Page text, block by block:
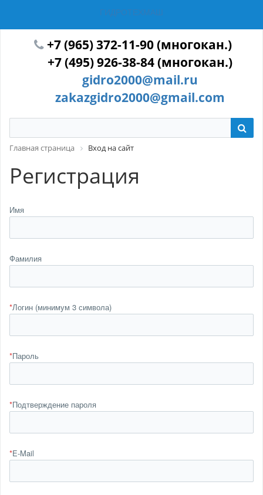
ГИДРОТЕХМАШ
+7 (965) 372-11-90 (многокан.)
+7 (495) 926-38-84 (многокан.)
gidro2000@mail.ru
zakazgidro2000@gmail.com
Главная страница Вход на сайт
Регистрация
Имя
Фамилия
*Логин (минимум 3 символа)
*Пароль
*Подтверждение пароля
*E-Mail